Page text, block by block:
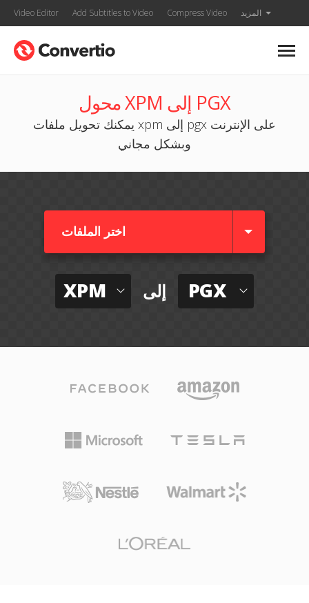
Video Editor Add Subtitles to Video Compress Video المزيد
محول XPM إلى PGX
يمكنك تحويل ملفات xpm إلى pgx على الإنترنت
وبشكل مجاني
اختر الملفات
XPM إلى PGX